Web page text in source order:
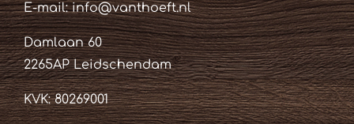
E-mail:info@vanthoeft.nl
Damlaan 60
2265AP Leidschendam
KVK: 80269001